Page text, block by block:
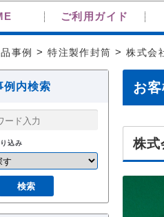
ご利用ガイド
事例 >特注製作封筒 >株式会
お
株式
例内検索
込み